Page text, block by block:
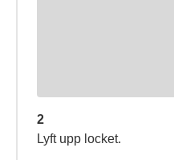
2
Lyft upp locket.